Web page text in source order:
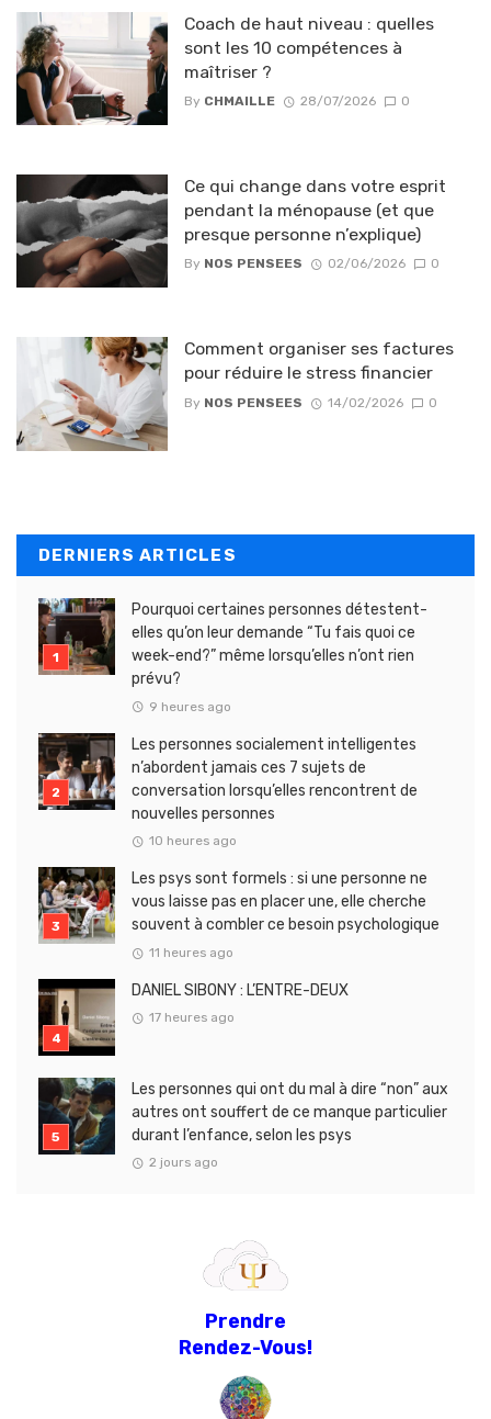
Coach de haut niveau : quelles
sont les 10 compétences à
maîtriser ?
By CHMAILLE 28/07/2026 0
Ce qui change dans votre esprit
pendant la ménopause (et que
presque personne n’explique)
By NOS PENSEES 02/06/2026 0
Comment organiser ses factures
pour réduire le stress financier
By NOS PENSEES 14/02/2026 0
DERNIERS ARTICLES
Pourquoi certaines personnes détestent-
elles qu’on leur demande “Tu fais quoi ce
week-end?” même lorsqu’elles n’ont rien
prévu?
9 heures ago
Les personnes socialement intelligentes
n’abordent jamais ces 7 sujets de
conversation lorsqu’elles rencontrent de
nouvelles personnes
10 heures ago
Les psys sont formels : si une personne ne
vous laisse pas en placer une, elle cherche
souvent à combler ce besoin psychologique
11 heures ago
DANIEL SIBONY : L’ENTRE-DEUX
17 heures ago
Les personnes qui ont du mal à dire “non” aux
autres ont souffert de ce manque particulier
durant l’enfance, selon les psys
2 jours ago
Prendre
Rendez-Vous!